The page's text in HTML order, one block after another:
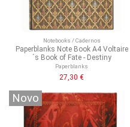
Notebooks / Cadernos
Paperblanks Note Book A4 Voltaire
´s Book of Fate - Destiny
Paperblanks
27,30 €
Novo